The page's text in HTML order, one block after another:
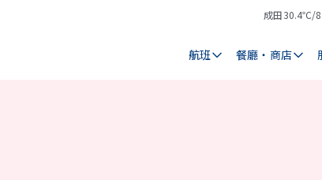
成田
氣
30.4℃/
天
航班 餐廳・商店